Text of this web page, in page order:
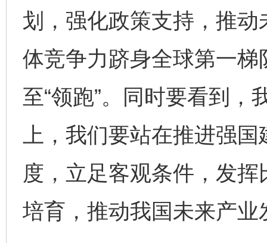
划，强化政策支持，推
体竞争力跻身全球第一梯
至“领跑”。同时要看到
上，我们要站在推进强
度，立足客观条件，发
培育，推动我国未来产